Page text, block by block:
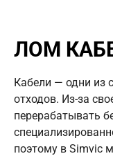
ЛОМ
Кабели — одни из
отходов. Из-за
перерабатывать
поэтому в Simvic